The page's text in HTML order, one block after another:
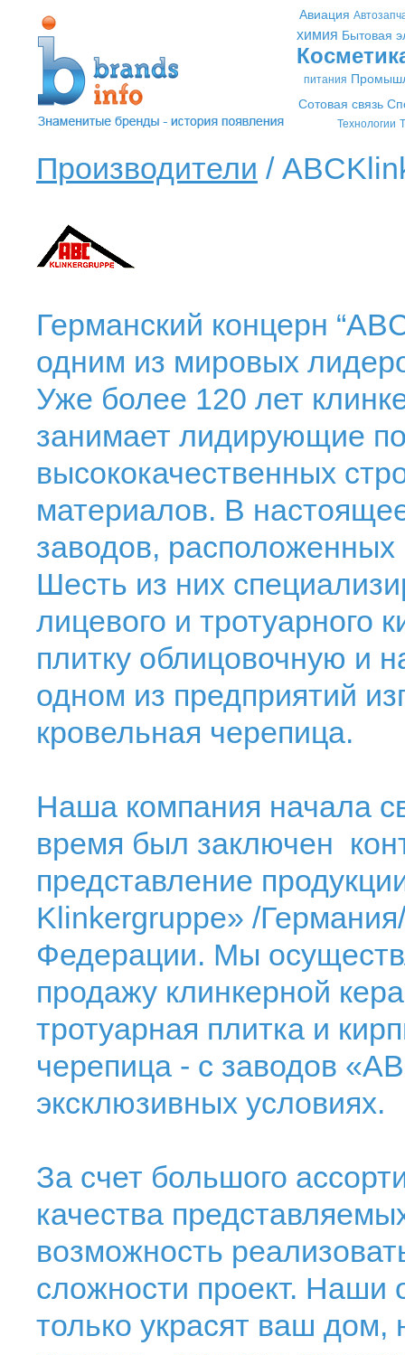
Авиация
химия Бытовая
питания
Сотовая связь
Технологии
Производители /
Германский концерн
одним из мировых
Уже более 120 лет
занимает лидирующие
высококачественных
материалов. В
заводов,
Шесть из них
лицевого и тротуарного
плитку облицовочную и
одном из предприятий
кровельная черепица.
Наша компания начала
время был заключен
представление
Klinkergruppe» /
Федерации. Мы
продажу клинкерной
тротуарная плитка и
черепица - с заводов
эксклюзивных условиях.
За счет большого
качества
возможность
сложности проект. Наши
только украсят ваш дом,